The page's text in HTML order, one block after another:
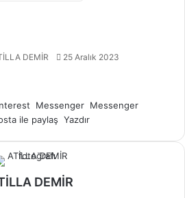
DEMİR
Bir
göndermek
25 Aralık 2023
Messenger Messenger
ile paylaş Yazdır
DEMİR